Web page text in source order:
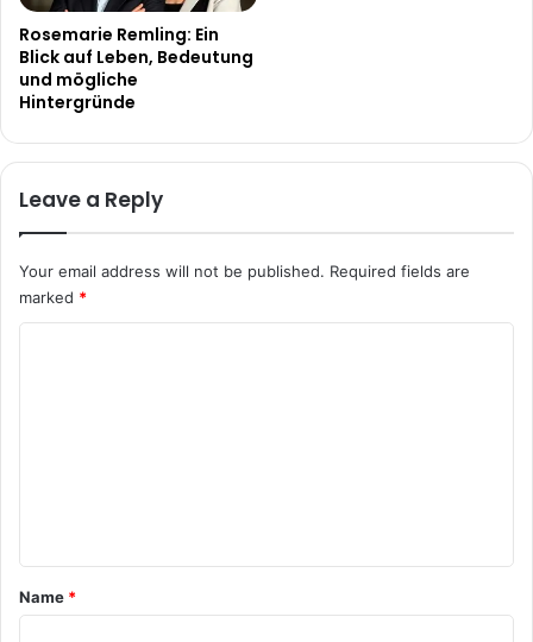
Rosemarie Remling: Ein
Blick auf Leben, Bedeutung
und mögliche
Hintergründe
Leave a Reply
Your email address will not be published. Required fields are
marked *
*
Name *